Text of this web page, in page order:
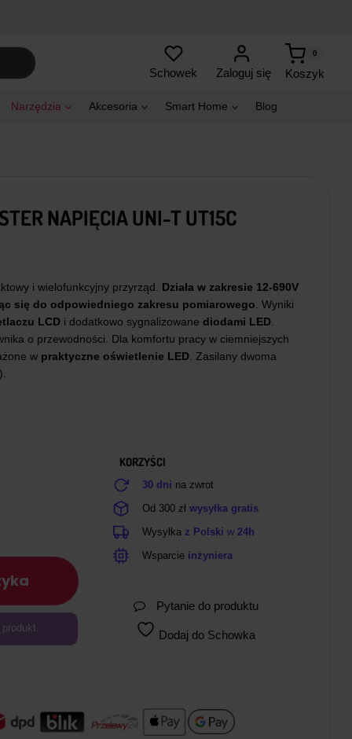
Schowek Zaloguj się Koszyk
0
Narzędzia Akcesoria Smart Home Blog
NAPIĘCIA UNI-T UT15C
i wielofunkcyjny przyrząd. Działa w zakresie 12-690V
się do odpowiedniego zakresu pomiarowego . Wyniki
LCDi dodatkowo sygnalizowane diodami LED.
o przewodności. Dla komfortu pracy w ciemniejszych
w praktyczne oświetlenie LED. Zasilany dwoma
KORZYŚCI
30 dni na zwrot
Od 300 złwysyłka gratis
Wysyłka z Polskiw24h
Wsparcie inżyniera
Pytanie do produktu
Dodaj do Schowka